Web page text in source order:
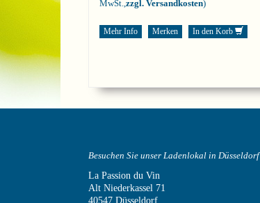
MwSt., zzgl. Versandkosten)
Mehr Info Merken In den Korb
Besuchen Sie unser Ladenlokal in Düsseldorf
La Passion du Vin
Alt Niederkassel 71
40547 Düsseldorf